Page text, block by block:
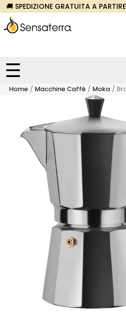
🚚 SPEDIZIONE GRATUITA A
Home Macchine Caffè Moka